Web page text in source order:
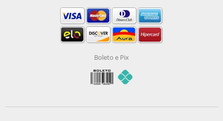
Boleto e Pix